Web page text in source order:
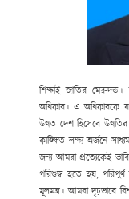
গোকুলখালী মাধ্যমিক
আলমডাঙ্গা, চুয়াডাঙ্গা।
শিক্ষাই জাতির মেরুদন্ড।
অধিকার। এ অধিকারকে
উন্নত দেশ হিসেবে উন্নতির
কাঙ্ক্ষিত লক্ষ্য অর্জনে
জন্য আমরা প্রত্যেকেই ভাবি
পরিশুদ্ধ হতে হয়, পরিপুর্ণ
মূলমন্ত্র। আমরা দৃঢ়ভাবে